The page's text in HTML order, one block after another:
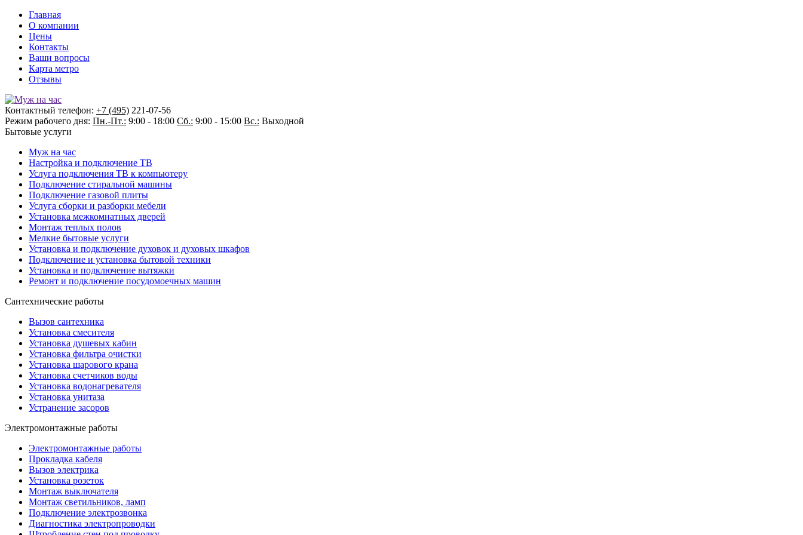
Главная
О компании
Цены
Контакты
Ваши вопросы
Карта метро
Отзывы
Контактный телефон: +7 (495) 221-07-56
Режим рабочего дня: Пн.-Пт.: 9:00 - 18:00 Сб.: 9:00 - 15:00 Вс.: Выходной
Бытовые услуги
Муж на час
Настройка и подключение ТВ
Услуга подключения ТВ к компьютеру
Подключение стиральной машины
Подключение газовой плиты
Услуга сборки и разборки мебели
Установка межкомнатных дверей
Монтаж теплых полов
Мелкие бытовые услуги
Установка и подключение духовок и духовых шкафов
Подключение и установка бытовой техники
Установка и подключение вытяжки
Ремонт и подключение посудомоечных машин
Сантехнические работы
Вызов сантехника
Установка смесителя
Установка душевых кабин
Установка фильтра очистки
Установка шарового крана
Установка счетчиков воды
Установка водонагревателя
Установка унитаза
Устранение засоров
Электромонтажные работы
Электромонтажные работы
Прокладка кабеля
Вызов электрика
Установка розеток
Монтаж выключателя
Монтаж светильников, ламп
Подключение электрозвонка
Диагностика электропроводки